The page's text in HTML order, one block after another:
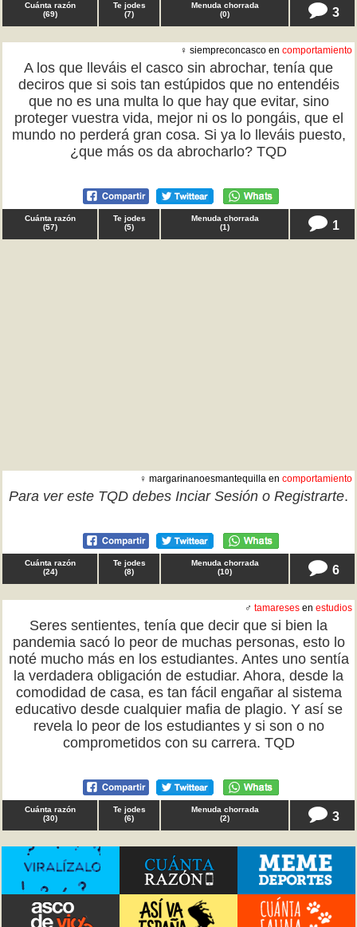
Cuánta razón
(69)
Te jodes
(7)
Menuda chorrada
(0) 3
♀ siempreconcasco en comportamiento
A los que lleváis el casco sin abrochar, tenía que
deciros que si sois tan estúpidos que no entendéis
que no es una multa lo que hay que evitar, sino
proteger vuestra vida, mejor ni os lo pongáis, que el
mundo no perderá gran cosa. Si ya lo lleváis puesto,
¿que más os da abrocharlo? TQD
Cuánta razón
(57)
Te jodes
(5)
Menuda chorrada
(1) 1
♀ margarinanoesmantequilla en comportamiento
Para ver este TQD debes Inciar Sesión o Registrarte.
Cuánta razón
(24)
Te jodes
(8)
Menuda chorrada
(10) 6
♂ tamareses en estudios
Seres sentientes, tenía que decir que si bien la
pandemia sacó lo peor de muchas personas, esto lo
noté mucho más en los estudiantes. Antes uno sentía
la verdadera obligación de estudiar. Ahora, desde la
comodidad de casa, es tan fácil engañar al sistema
educativo desde cualquier mafia de plagio. Y así se
revela lo peor de los estudiantes y si son o no
comprometidos con su carrera. TQD
Cuánta razón
(30)
Te jodes
(6)
Menuda chorrada
(2) 3